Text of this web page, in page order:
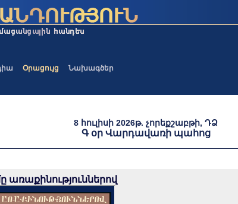
Օրացույց Նախագծեր
8 հուլիսի 2026թ. չորեքշաբթի, ԴՁ
Գ օր Վարդավառի պահոց